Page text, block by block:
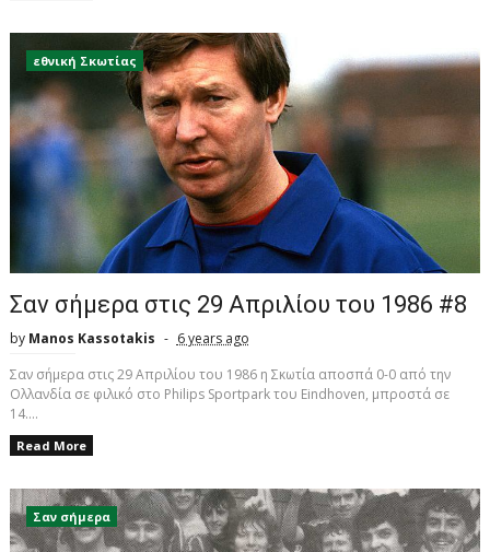
εθνική Σκωτίας
Σαν σήμερα στις 29 Απριλίου του 1986 #8
by Manos Kassotakis
6 years ago
Σαν σήμερα στις 29 Απριλίου του 1986 η Σκωτία αποσπά 0-0 από την
Ολλανδία σε φιλικό στο Philips Sportpark του Eindhoven, μπροστά σε
14....
Read More
Σαν σήμερα